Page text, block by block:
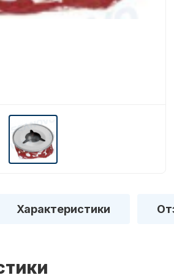
Характеристики